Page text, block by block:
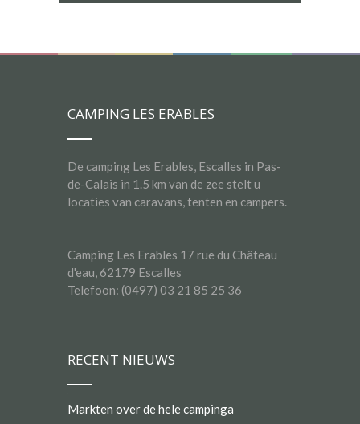
CAMPING LES ERABLES
De camping Les Erables, Escalles in Pas-
de-Calais in 1.5 km van de zee stelt u
locaties van caravans, tenten en campers.
Camping Les Erables 17 rue du Château
d'eau, 62179 Escalles
Telefoon: (0497) 03 21 85 25 36
RECENT NIEUWS
Markten over de hele campinga